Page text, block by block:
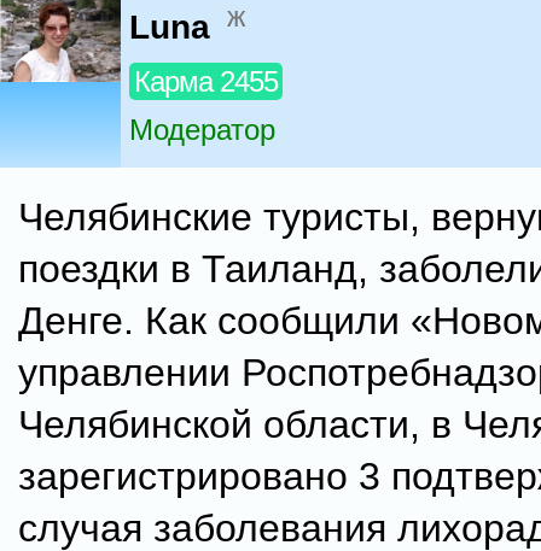
Luna ж
Карма 2455
Модератор
Челябинские туристы,
поездки в Таиланд,
Денге. Как сообщили
управлении
Челябинской области, в
зарегистрировано 3
случая заболевания